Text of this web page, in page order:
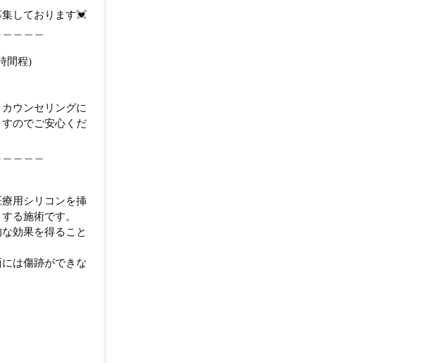
しております💓
間程)
ウンセリングに
のでご安心くだ
用シリコンを挿
る施術です。
効果を得ること
は傷跡ができな